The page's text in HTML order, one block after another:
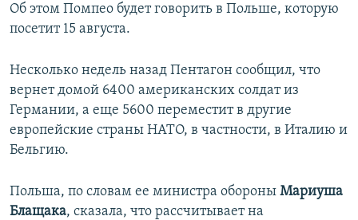
Об этом Помпео будет говорить в Польше, которую
посетит 15 августа.
Несколько недель назад Пентагон сообщил, что
вернет домой 6400 американских солдат из
Германии, а еще 5600 переместит в другие
европейские страны НАТО, в частности, в Италию и
Бельгию.
Польша, по словам ее министра обороны Мариуша
Блащака, сказала, что рассчитывает на